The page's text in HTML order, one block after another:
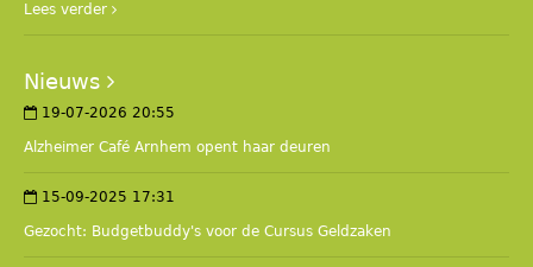
Lees verder
Nieuws
19-07-2026 20:55
Alzheimer Café Arnhem opent haar deuren
15-09-2025 17:31
Gezocht: Budgetbuddy's voor de Cursus Geldzaken